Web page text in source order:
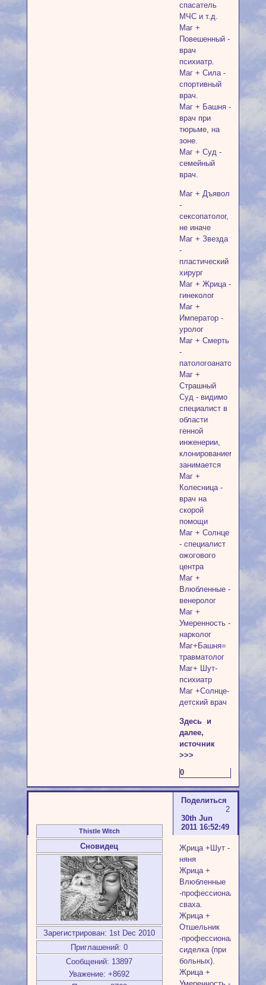
спасатель
МЧС и т.д.
Маг +
Повешенный -
врач
психиатр.
Маг + Сила -
спортивный
врач.
Маг + Башня -
врач при
тюрьме, на
зоне.
Маг + Суд -
семейный
врач.
Маг + Дъявол
-
сексопатолог,
не иначе
Маг + Звезда
-
пластический
хирург
Маг + Жрица -
гинеколог
Маг +
Император -
уролог
Маг + Смерть
-
патологоанатом
Маг +
Страшный
Суд - видимо
специалист в
области
генной
инженерии,
клонированием
занимается
Маг +
Колесница -
врач на
скорой
помощи
Маг + Солнце
- специалист
ожогового
центра
Маг +
Влюбленные -
венеролог
Маг +
Умеренность -
нарколог
Маг+Башня=
травматолог
Маг+ Шут-
психиатр
Маг +Солнце-
детский врач
Здесь и
далее,
источник
>>>
0
Поделиться
2
30th Jun
2011 16:52:49
Thistle Witch
Сновидец
Зарегистрирован: 1st Dec 2010
Приглашений: 0
Сообщений: 13897
Уважение: +8692
Жрица +Шут -
няня
Жрица +
Влюбленные
-профессиональная
сваха.
Жрица +
Отшельник
-профессиональная
сиделка (при
больных).
Жрица +